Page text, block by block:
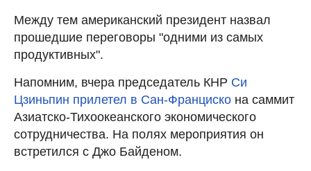
Между тем американский президент назвал
прошедшие переговоры "одними из самых
продуктивных".
Напомним, вчера председатель КНР Си
Цзиньпин прилетел в Сан-Франциско на саммит
Азиатско-Тихоокеанского экономического
сотрудничества. На полях мероприятия он
встретился с Джо Байденом.